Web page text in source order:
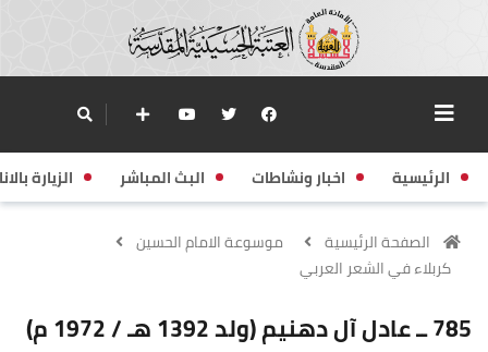
الرئيسية اخبار ونشاطات البث المباشر الزيارة
الصفحة الرئيسية
موسوعة الامام الحسين
كربلاء في الشعر العربي
785 ــ عادل آل دهنيم (ولد 1392 هـ / 1972 م)